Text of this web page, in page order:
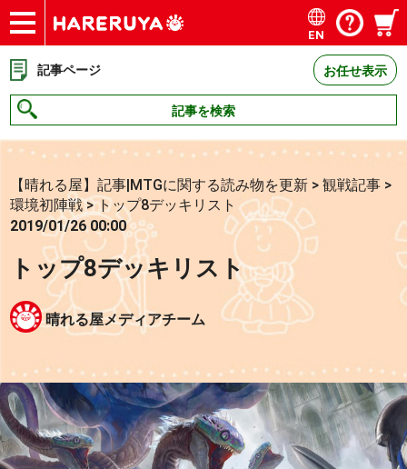
ショップ
買取
記事
デッキ検索
デッキ構築
選手一覧
店舗一覧
イベント
お問い合わせ
EN
記事ページ お任せ表示
記事を検索
【晴れる屋】記事|MTGに関する読み物を更新 >観戦記事 >
環境初陣戦>トップ8デッキリスト
2019/01/26 00:00
トップ8デッキリスト
晴れる屋メディアチーム